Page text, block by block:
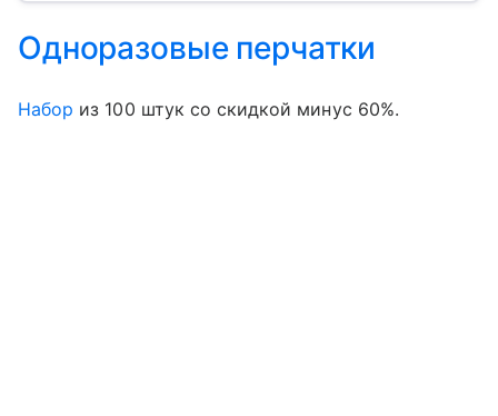
Одноразовые перчатки
Набор из 100 штук со скидкой минус 60%.